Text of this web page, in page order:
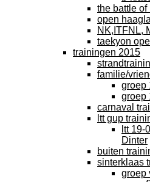
the battle of
open
NK,ITFNL,
taekyon
trainingen 2015
familie/
groep
groep
carnaval
ltt gup
ltt 19-
Dinter
buiten
sinterklaas
groep